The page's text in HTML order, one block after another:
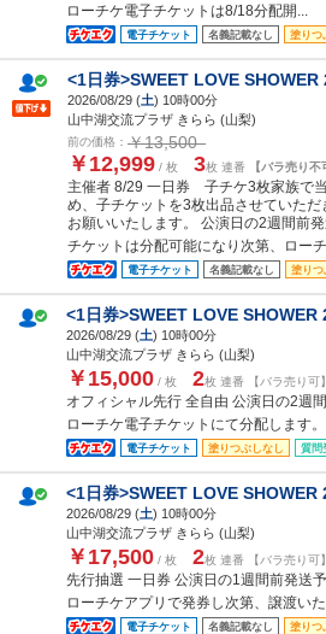
ローチケ電子チケットは8/18分配開...
電子チケット 名義記載なし 塗りつ
<1日券>SWEET LOVE SHOWER
2026/08/29 (土) 10時00分
山中湖交流プラザ きらら (山梨)
前の価格： ￥13,500
￥12,999 / 枚 3枚 連番 【バラ売り不
主催者 8/29 一日券 子チケ3枚家族で
め、子チケットを3枚出品させていただ
お願いいたします。 公演日の2週間前
チケットは分配可能になり次第、ロー
電子チケット 名義記載なし 塗りつ
<1日券>SWEET LOVE SHOWER
2026/08/29 (土) 10時00分
山中湖交流プラザ きらら (山梨)
￥15,000 / 枚 2枚 連番 【バラ売り可】
オフィシャル先行 全自由 公演日の2週
ローチケ電子チケットにて分配します
電子チケット 塗りつぶしなし 質問
<1日券>SWEET LOVE SHOWER
2026/08/29 (土) 10時00分
山中湖交流プラザ きらら (山梨)
￥17,500 / 枚 2枚 連番 【バラ売り可】
先行抽選 一日券 公演日の1週間前発送
ローチケアプリで発券し次第、譲渡い
電子チケット 名義記載なし 塗りつ